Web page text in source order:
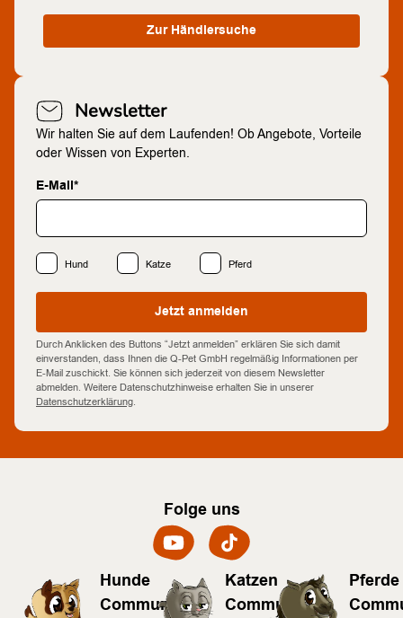
Zur Händlersuche
Newsletter
Wir halten Sie auf dem Laufenden! Ob Angebote, Vorteile
oder Wissen von Experten.
E-Mail*
Hund Katze Pferd
Jetzt anmelden
Durch Anklicken des Buttons “Jetzt anmelden” erklären Sie sich damit
einverstanden, dass Ihnen die Q-Pet GmbH regelmäßig Informationen per
E-Mail zuschickt. Sie können sich jederzeit von diesem Newsletter
abmelden. Weitere Datenschutzhinweise erhalten Sie in unserer
Datenschutzerklärung.
Folge uns
Hunde
Community
Katzen
Community
Pferde